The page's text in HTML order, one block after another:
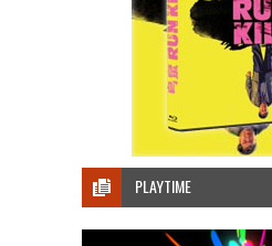
PLAYTIME